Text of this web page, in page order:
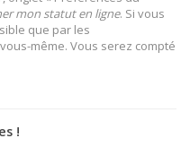
mon statut en ligne. Si vous
que par les
même. Vous serez compté
!